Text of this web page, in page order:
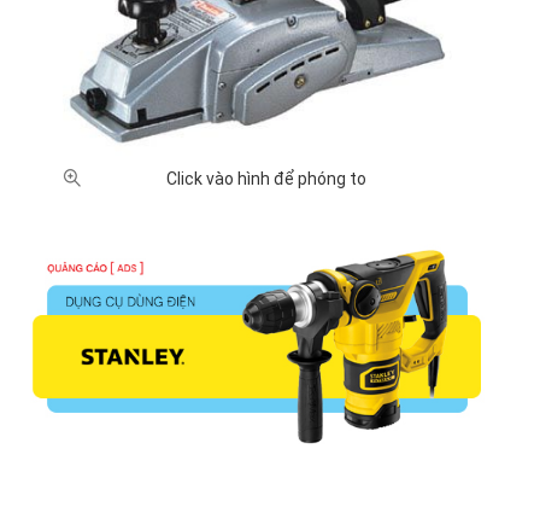
XUẤT XỨ
Nhật
Bản (8)
Trung
(21)
Đài
Loan
(1)
Malaysia
GIÁ BÁN
Click vào hình để phóng to